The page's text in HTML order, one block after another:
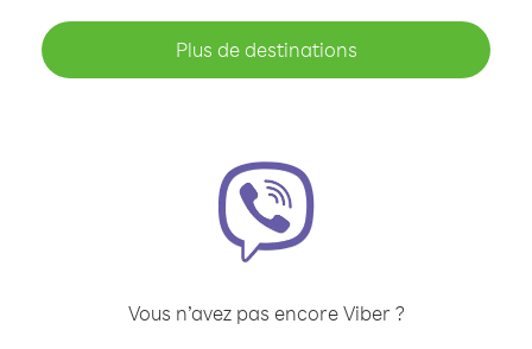
Plus de destinations
Vous n’avez pas encore Viber ?